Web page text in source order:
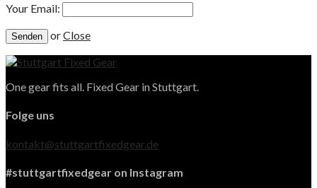
Your Email:
orClose
One gear fits all. Fixed Gear in Stuttgart.
Folge uns
kontakt@stuttgartfixedgear.de
#stuttgartfixedgear on Instagram